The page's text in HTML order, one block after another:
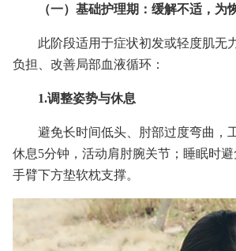
（一）基础护理期：缓解不适，为
此阶段适用于症状初发或轻度肌无
负担、改善局部血液循环：
1.调整姿势与休息
避免长时间低头、肘部过度弯曲，
休息5分钟，活动肩肘腕关节；睡眠时
手臂下方垫软枕支撑。